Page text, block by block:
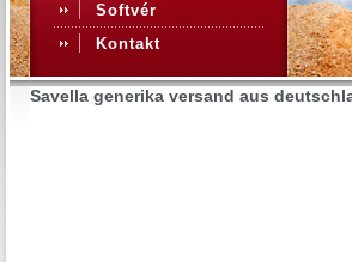
Softvér
Kontakt
Savella generika versand aus